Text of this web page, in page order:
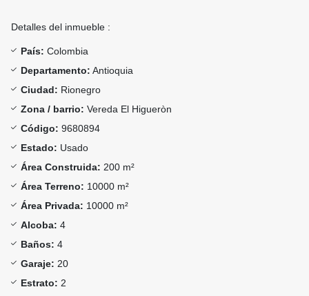
Detalles del inmueble :
País: Colombia
Departamento: Antioquia
Ciudad: Rionegro
Zona / barrio: Vereda El Higueròn
Código: 9680894
Estado: Usado
Área Construida: 200 m²
Área Terreno: 10000 m²
Área Privada: 10000 m²
Alcoba: 4
Baños: 4
Garaje: 20
Estrato: 2